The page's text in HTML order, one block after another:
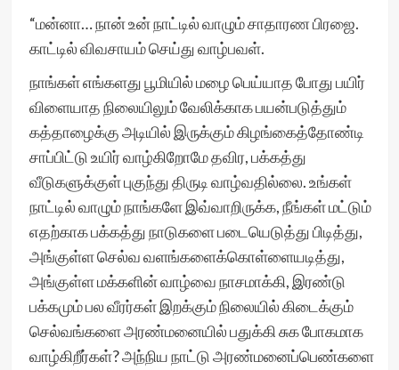
“மன்னா… நான் உன் நாட்டில் வாழும் சாதாரண பிரஜை.
காட்டில் விவசாயம் செய்து வாழ்பவள்.
நாங்கள் எங்களது பூமியில் மழை பெய்யாத போது பயிர்
விளையாத நிலையிலும் வேலிக்காக பயன்படுத்தும்
கத்தாழைக்கு அடியில் இருக்கும் கிழங்கைத்தோண்டி
சாப்பிட்டு உயிர் வாழ்கிறோமே தவிர, பக்கத்து
வீடுகளுக்குள் புகுந்து திருடி வாழ்வதில்லை. உங்கள்
நாட்டில் வாழும் நாங்களே இவ்வாறிருக்க, நீங்கள் மட்டும்
எதற்காக பக்கத்து நாடுகளை படையெடுத்து பிடித்து,
அங்குள்ள செல்வ வளங்களைக்கொள்ளையடித்து,
அங்குள்ள மக்களின் வாழ்வை நாசமாக்கி, இரண்டு
பக்கமும் பல வீரர்கள் இறக்கும் நிலையில் கிடைக்கும்
செல்வங்களை அரண்மனையில் பதுக்கி சுக போகமாக
வாழ்கிறீர்கள்? அந்நிய நாட்டு அரண்மனைப்பெண்களை